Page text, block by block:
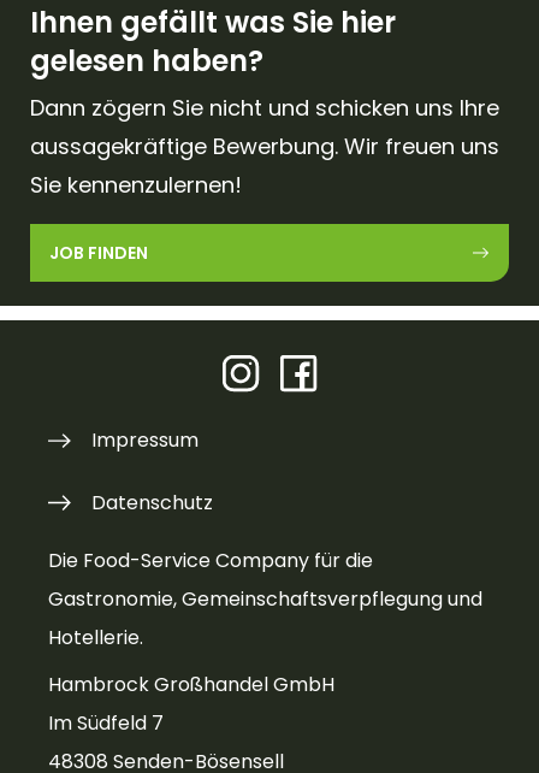
Ihnen gefällt was Sie hier
gelesen haben?
Dann zögern Sie nicht und schicken uns Ihre
aussagekräftige Bewerbung. Wir freuen uns
Sie kennenzulernen!
JOB FINDEN
Die Food-Service Company für die
Gastronomie, Gemeinschaftsverpflegung und
Hotellerie.
Hambrock Großhandel GmbH
Im Südfeld 7
48308 Senden-Bösensell
Impressum
Datenschutz